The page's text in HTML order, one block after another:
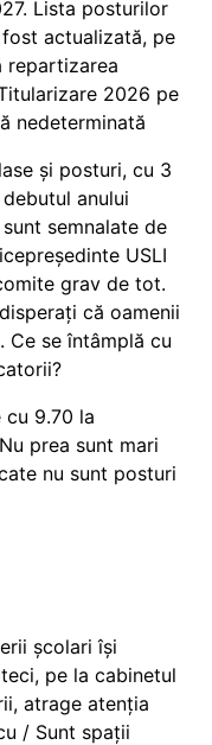
Lista posturilor
actualizată, pe
repartizarea
2026 pe
nedeterminată
și posturi, cu 3
anului
semnalate de
USLI
grav de tot.
că oamenii
Ce se întâmplă cu
cu 9.70 la
prea sunt mari
nu sunt posturi
școlari își
pe la cabinetul
atrage atenția
/ Sunt spații